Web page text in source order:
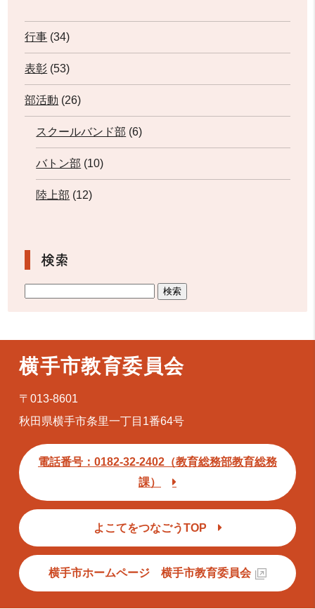
行事 (34)
表彰 (53)
部活動 (26)
スクールバンド部 (6)
バトン部 (10)
陸上部 (12)
検索
横手市教育委員会
〒013-8601
秋田県横手市条里一丁目1番64号
電話番号：0182-32-2402（教育総務部教育総務
課）
よこてをつなごうTOP
横手市ホームページ 横手市教育委員会